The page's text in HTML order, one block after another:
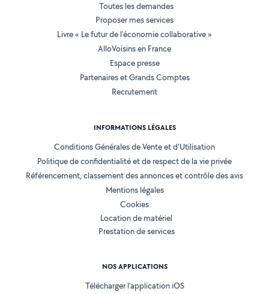
Toutes les demandes
Proposer mes services
Livre « Le futur de l'économie collaborative »
AlloVoisins en France
Espace presse
Partenaires et Grands Comptes
Recrutement
INFORMATIONS LÉGALES
Conditions Générales de Vente et d'Utilisation
Politique de confidentialité et de respect de la vie privée
Référencement, classement des annonces et contrôle des avis
Mentions légales
Cookies
Location de matériel
Prestation de services
NOS APPLICATIONS
Télécharger l’application iOS